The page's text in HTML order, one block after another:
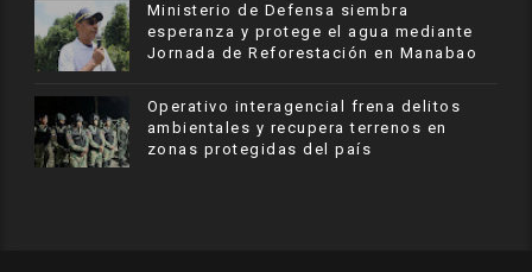
Ministerio de Defensa siembra
esperanza y protege el agua mediante
Jornada de Reforestación en Manabao
Operativo interagencial frena delitos
ambientales y recupera terrenos en
zonas protegidas del país